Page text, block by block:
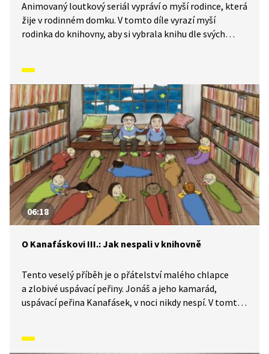
Animovaný loutkový seriál vypráví o myší rodince, která
žije v rodinném domku. V tomto díle vyrazí myší
rodinka do knihovny, aby si vybrala knihu dle svých
06:18
O Kanafáskovi III.: Jak nespali v knihovně
Tento veselý příběh je o přátelství malého chlapce
a zlobivé uspávací peřiny. Jonáš a jeho kamarád,
uspávací peřina Kanafásek, v noci nikdy nespí. V tomto